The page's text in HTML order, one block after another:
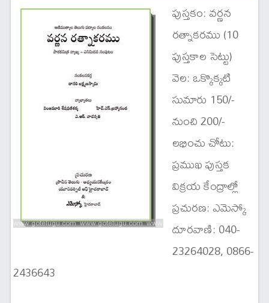
పుస్తకం: వర్ణన
రత్నాకరము (10
పుస్తకాల సెట్టు)
వెల: ఒక్కొక్కటి
సుమారు 150/-
నుంచి 200/-
లభించు చోటు:
ప్రముఖ పుస్తక
విక్రయ కేంద్రాల్లో
ప్రచురణ: ఎమెస్కో
దూరవాణి: 040-
23264028, 0866-
2436643